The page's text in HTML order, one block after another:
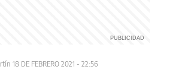
18 DE FEBRERO 2021 - 22:56